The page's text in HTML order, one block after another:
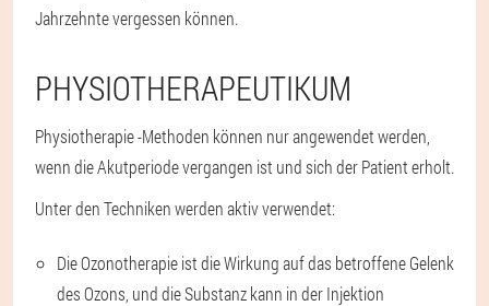
Jahrzehnte vergessen können.
PHYSIOTHERAPEUTIKUM
Physiotherapie -Methoden können nur angewendet werden,
wenn die Akutperiode vergangen ist und sich der Patient erholt.
Unter den Techniken werden aktiv verwendet:
Die Ozonotherapie ist die Wirkung auf das betroffene Gelenk
des Ozons, und die Substanz kann in der Injektion